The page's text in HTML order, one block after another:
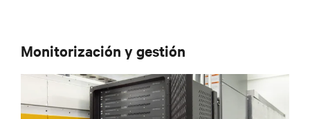
Monitorización y gestión